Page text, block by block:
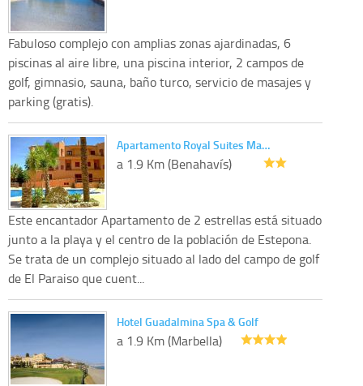
Fabuloso complejo con amplias zonas ajardinadas, 6
piscinas al aire libre, una piscina interior, 2 campos de
golf, gimnasio, sauna, baño turco, servicio de masajes y
parking (gratis).
Apartamento Royal Suites Ma…
a 1.9 Km (Benahavís)
Este encantador Apartamento de 2 estrellas está situado
junto a la playa y el centro de la población de Estepona.
Se trata de un complejo situado al lado del campo de golf
de El Paraiso que cuent...
Hotel Guadalmina Spa & Golf
a 1.9 Km (Marbella)